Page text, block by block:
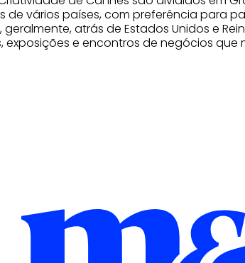
vários países, com preferência para
atrás de Estados Unidos e
exposições e encontros de negócios